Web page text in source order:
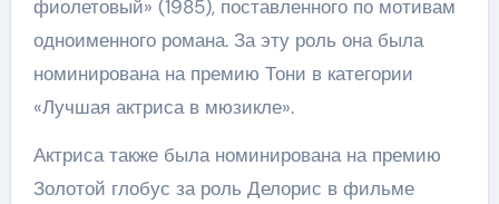
фиолетовый» (1985), поставленного по мотивам
одноименного романа. За эту роль она была
номинирована на премию Тони в категории
«Лучшая актриса в мюзикле».
Актриса также была номинирована на премию
Золотой глобус за роль Делорис в фильме